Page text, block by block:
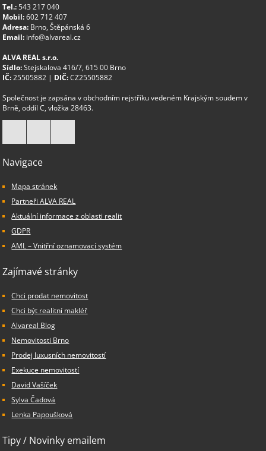
Tel.:543 217 040
Mobil:602 712 407
Adresa: Brno, Štěpánská 6
Email: info@alvareal.cz
ALVA REAL s.r.o.
Sídlo:Stejskalova 416/7, 615 00 Brno
IČ:25505882 | DIČ:CZ25505882
Společnost je zapsána v obchodním rejstříku vedeném Krajským soudem v
Brně, oddíl C, vložka 28463.
Navigace
Mapa stránek
Partneři ALVA REAL
Aktuální informace z oblasti realit
GDPR
AML – Vnitřní oznamovací systém
Zajímavé stránky
Chci prodat nemovitost
Chci být realitní makléř
Alvareal Blog
Nemovitosti Brno
Prodej luxusních nemovitostí
Exekuce nemovitostí
David Vašíček
Sylva Čadová
Lenka Papoušková
Tipy / Novinky emailem